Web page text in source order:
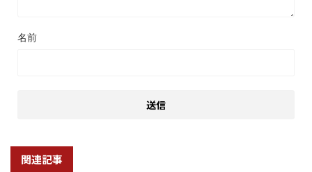
名前
関連記事